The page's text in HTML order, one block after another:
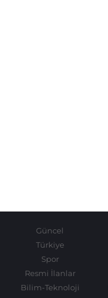
Güncel
Türkiye
Spor
Resmi İlanlar
Bilim-Teknoloji